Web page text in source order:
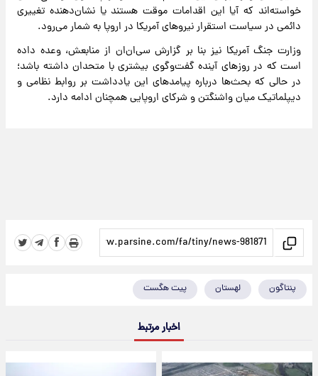
خواسته‌اند که آیا این اقدامات موقت هستند یا نشان‌دهنده تغییری
دائمی در سیاست استقرار نیرو‌های آمریکا در اروپا به شمار می‌رود.
وزارت جنگ آمریکا نیز بنا بر گزارش سی‌ان‌ان از منابعش، وعده داده
است که در روز‌های آینده گفت‌وگوی بیشتری با متحدان داشته باشد؛
در حالی که بحث‌ها درباره پیامد‌های این یادداشت بر روابط نظامی و
دیپلماتیک میان واشنگتن و شرکای اروپایی همچنان ادامه دارد.
پنتاگون لهستان پیت هگست
اخبار مرتبط